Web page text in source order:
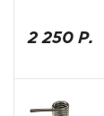
2 250 Р.